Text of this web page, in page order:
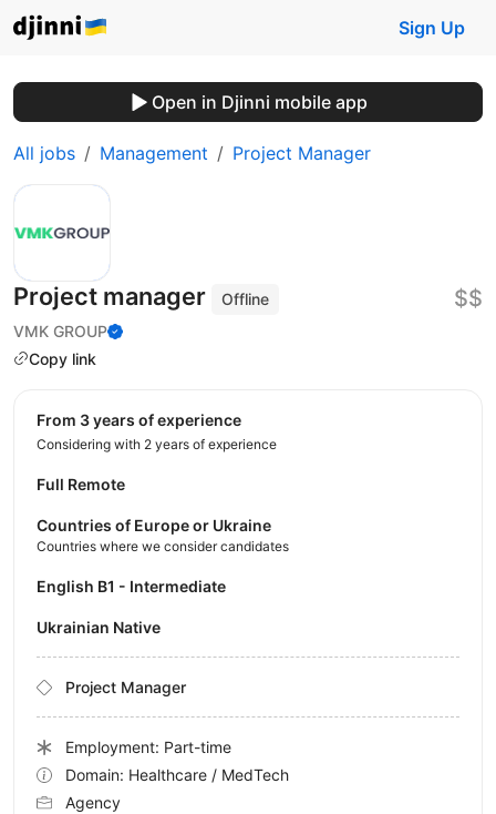
Sign Up
Open in Djinni mobile app
All jobs Management Project Manager
Project manager
Offline
VMK GROUP
Copy link
$$
from 3 years of experience
Considering with 2 years of experience
Full Remote
Countries of Europe or Ukraine
Countries where we consider candidates
English B1 - Intermediate
Ukrainian Native
Project Manager
Employment: Part-time
Domain: Healthcare / MedTech
Agency